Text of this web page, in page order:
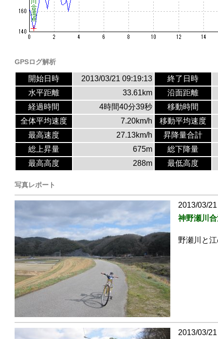
GPSログ解析
開始日時 2013/03/21 09:19:13
終了日時
水平距離
33.61km
沿面距離
経過時間
4時間40分39秒
移動時間
全体平均速度
7.20km/h
移動平均速度
最高速度
27.13km/h
昇降量合計
総上昇量
675m
総下降量
最高高度
288m 最低高度
写真レポート
2013/03/
神野瀬川
野瀬川と
2013/03/